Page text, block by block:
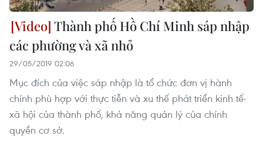
Thành phố Hồ Chí Minh sáp nhập
các phường và xã nhỏ
29/05/2019 02:06
Mục đích của việc sáp nhập là tổ chức đơn vị hành
chính phù hợp với thực tiễn và xu thế phát triển kinh tế-
xã hội của thành phố, khả năng quản lý của chính
quyền cơ sở.